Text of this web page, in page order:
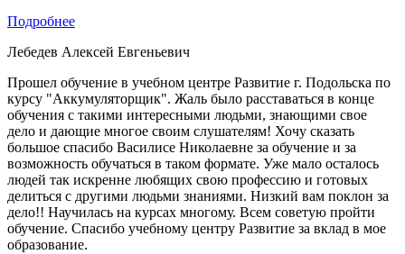
Подробнее
Лебедев Алексей Евгеньевич
Прошел обучение в учебном центре Развитие г. Подольска по
курсу "Аккумуляторщик". Жаль было расставаться в конце
обучения с такими интересными людьми, знающими свое
дело и дающие многое своим слушателям! Хочу сказать
большое спасибо Василисе Николаевне за обучение и за
возможность обучаться в таком формате. Уже мало осталось
людей так искренне любящих свою профессию и готовых
делиться с другими людьми знаниями. Низкий вам поклон за
дело!! Научилась на курсах многому. Всем советую пройти
обучение. Спасибо учебному центру Развитие за вклад в мое
образование.